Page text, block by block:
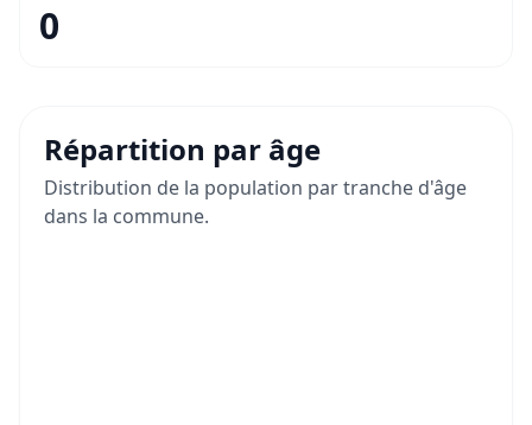
0
Répartition par âge
Distribution de la population par tranche d'âge
dans la commune.